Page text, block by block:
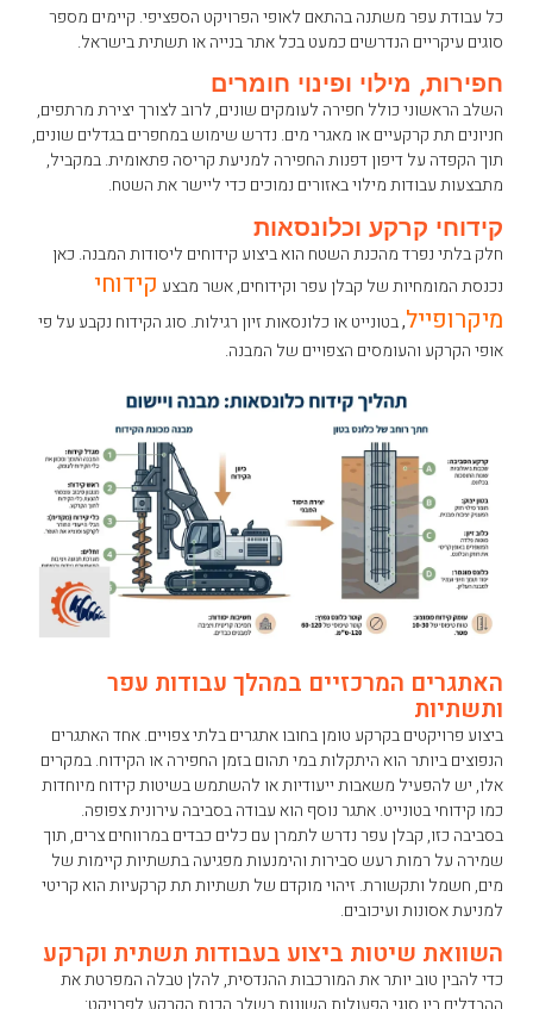
כל עבודת עפר משתנה בהתאם לאופי הפרויקט הספציפי. קיימים מספר
סוגים עיקריים הנדרשים כמעט בכל אתר בנייה או תשתית בישראל.
חפירות, מילוי ופינוי חומרים
השלב הראשוני כולל חפירה לעומקים שונים, לרוב לצורך יצירת מרתפים,
חניונים תת קרקעיים או מאגרי מים. נדרש שימוש במחפרים בגדלים שונים,
תוך הקפדה על דיפון דפנות החפירה למניעת קריסה פתאומית. במקביל,
מתבצעות עבודות מילוי באזורים נמוכים כדי ליישר את השטח.
קידוחי קרקע וכלונסאות
חלק בלתי נפרד מהכנת השטח הוא ביצוע קידוחים ליסודות המבנה. כאן
נכנסת המומחיות של קבלן עפר וקידוחים, אשר מבצע קידוחי
מיקרופייל,בטונייט או כלונסאות זיון רגילות. סוג הקידוח נקבע על פי
אופי הקרקע והעומסים הצפויים של המבנה.
האתגרים המרכזיים במהלך עבודות עפר
ותשתיות
ביצוע פרויקטים בקרקע טומן בחובו אתגרים בלתי צפויים. אחד האתגרים
הנפוצים ביותר הוא היתקלות במי תהום בזמן החפירה או הקידוח. במקרים
אלו, יש להפעיל משאבות ייעודיות או להשתמש בשיטות קידוח מיוחדות
כמו קידוחי בטונייט. אתגר נוסף הוא עבודה בסביבה עירונית צפופה.
בסביבה כזו, קבלן עפר נדרש לתמרן עם כלים כבדים במרווחים צרים, תוך
שמירה על רמות רעש סבירות והימנעות מפגיעה בתשתיות קיימות של
מים, חשמל ותקשורת. זיהוי מוקדם של תשתיות תת קרקעיות הוא קריטי
למניעת אסונות ועיכובים.
השוואת שיטות ביצוע בעבודות תשתית וקרקע
כדי להבין טוב יותר את המורכבות ההנדסית, להלן טבלה המפרטת את